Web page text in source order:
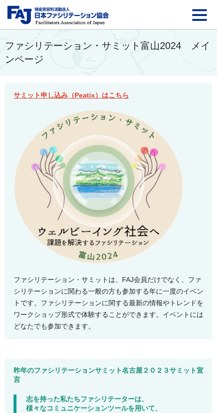
FAJ：特定非営利活動
ファシリテーション・サミット富山2024 メイ
ンページ
サミット申し込み（Peatix）はこちら
ファシリテーション・サミットは、FAJ会員だけでなく、ファ
シリテーションに関わる一般の方も参加する年に一度のイベン
トです。ファシリテーションに関する最新の情報やトレンドを
ワークショップ形式で体験することができます。イベントには
どなたでも参加できます。
昨年のファシリテーションサミット名古屋２０２３サミット宣
言
志を持った私たちファシリテーターは、
様々なコミュニケーションツールを用いて、